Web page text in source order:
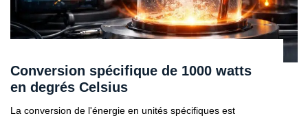
Conversion spécifique de 1000 watts
en degrés Celsius
La conversion de l'énergie en unités spécifiques est